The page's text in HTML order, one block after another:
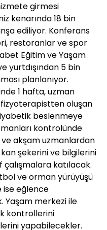
girmesi
kenarında 18 bin
ediliyor. Konferans
restoranlar ve spor
Eğitim ve Yaşam
yurtdışından 5 bin
planlanıyor.
1 hafta, uzman
oluşan
beslenmeye
kontrolünde
akşam uzmanlardan
şekerini ve bilgilerini
katılacak.
ve orman yürüyüşü
ise eğlence
Yaşam merkezi ile
kontrollerini
yapabilecekler.